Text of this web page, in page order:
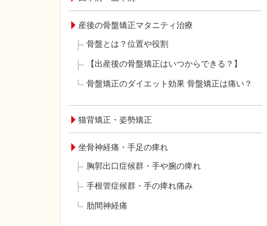
産後の骨盤矯正マタニティ治療
骨盤とは？位置や役割
【出産後の骨盤矯正はいつからできる？】
骨盤矯正のダイエット効果 骨盤矯正は痛い？
猫背矯正・姿勢矯正
坐骨神経痛・手足の痺れ
胸郭出口症候群・手や腕の痺れ
手根管症候群・手の痺れ痛み
肋間神経痛